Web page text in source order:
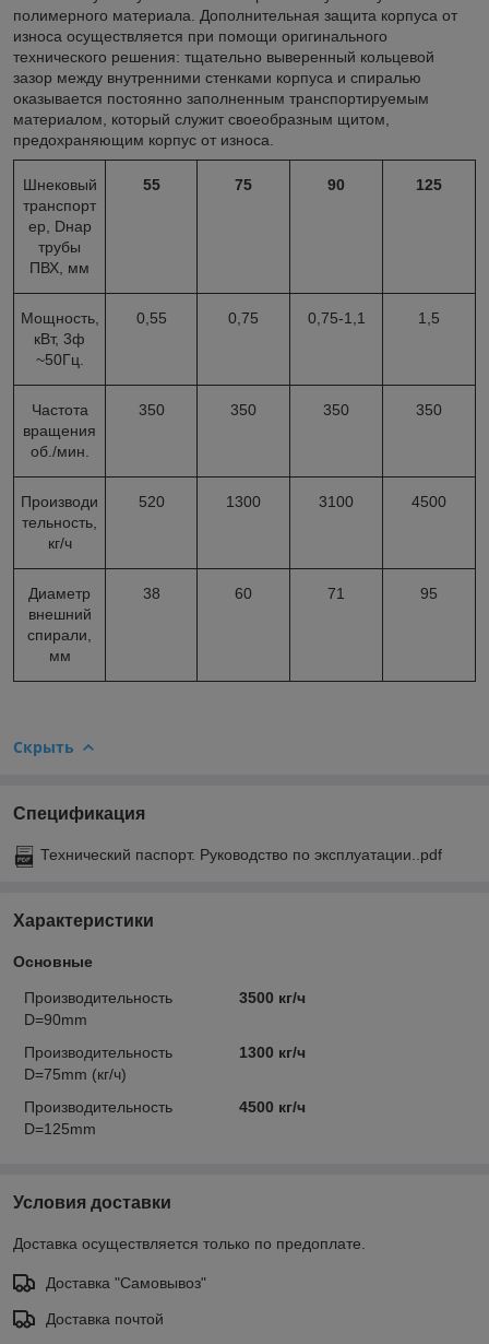
полимерного материала. Дополнительная защита корпуса от
износа осуществляется при помощи оригинального
технического решения: тщательно выверенный кольцевой
зазор между внутренними стенками корпуса и спиралью
оказывается постоянно заполненным транспортируемым
материалом, который служит своеобразным щитом,
предохраняющим корпус от износа.
Шнековый
транспорт
ер, Dнар
трубы
ПВХ, мм
55 75 90 125
Мощность,
кВт, 3ф
~50Гц.
0,55 0,75 0,75-1,1 1,5
Частота
вращения
об./мин.
350 350 350 350
Производи
тельность,
кг/ч
520 1300 3100 4500
Диаметр
внешний
спирали,
мм
38 60 71 95
Скрыть
Спецификация
Технический паспорт. Руководство по эксплуатации..pdf
Характеристики
Основные
Производительность
D=90mm
3500 кг/ч
Производительность
D=75mm (кг/ч)
1300 кг/ч
Производительность
D=125mm
4500 кг/ч
Условия доставки
Доставка осуществляется только по предоплате.
Доставка "Самовывоз"
Доставка почтой